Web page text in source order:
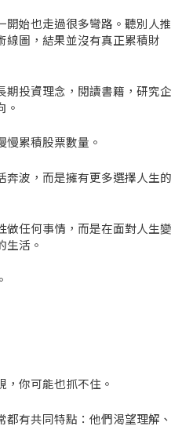
開始也走過很多彎路。聽別人推
線圖，結果並沒有真正累積財
期投資理念，閱讀書籍，研究企
。
累積股票數量。
奔波，而是擁有更多選擇人生的
做任何事情，而是在面對人生變
生活。
你可能也抓不住。
有共同特點：他們渴望理解、